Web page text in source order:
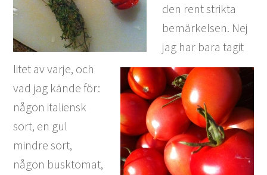
den rent strikta
bemärkelsen. Nej
jag har bara tagit
litet av varje, och
vad jag kände för:
någon italiensk
sort, en gul
mindre sort,
någon busktomat,